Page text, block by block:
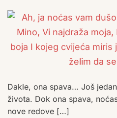
Dakle, ona spava… Još
života. Dok ona spava,
nove redove […]